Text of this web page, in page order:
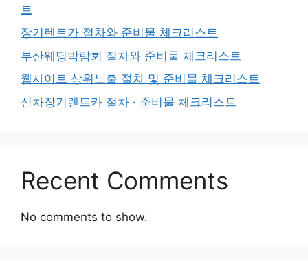
트
장기렌트카 절차와 준비물 체크리스트
부산웨딩박람회 절차와 준비물 체크리스트
웹사이트 상위노출 절차 및 준비물 체크리스트
신차장기렌트카 절차 · 준비물 체크리스트
Recent Comments
No comments to show.